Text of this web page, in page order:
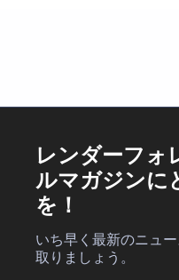
レンダーフォ
ルマガジンに
を！
いち早く最新のニュ
取りましょう。